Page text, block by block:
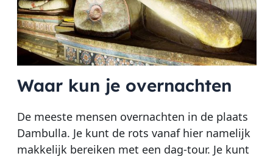
Waar kun je overnachten
De meeste mensen overnachten in de plaats
Dambulla. Je kunt de rots vanaf hier namelijk
makkelijk bereiken met een dag-tour. Je kunt